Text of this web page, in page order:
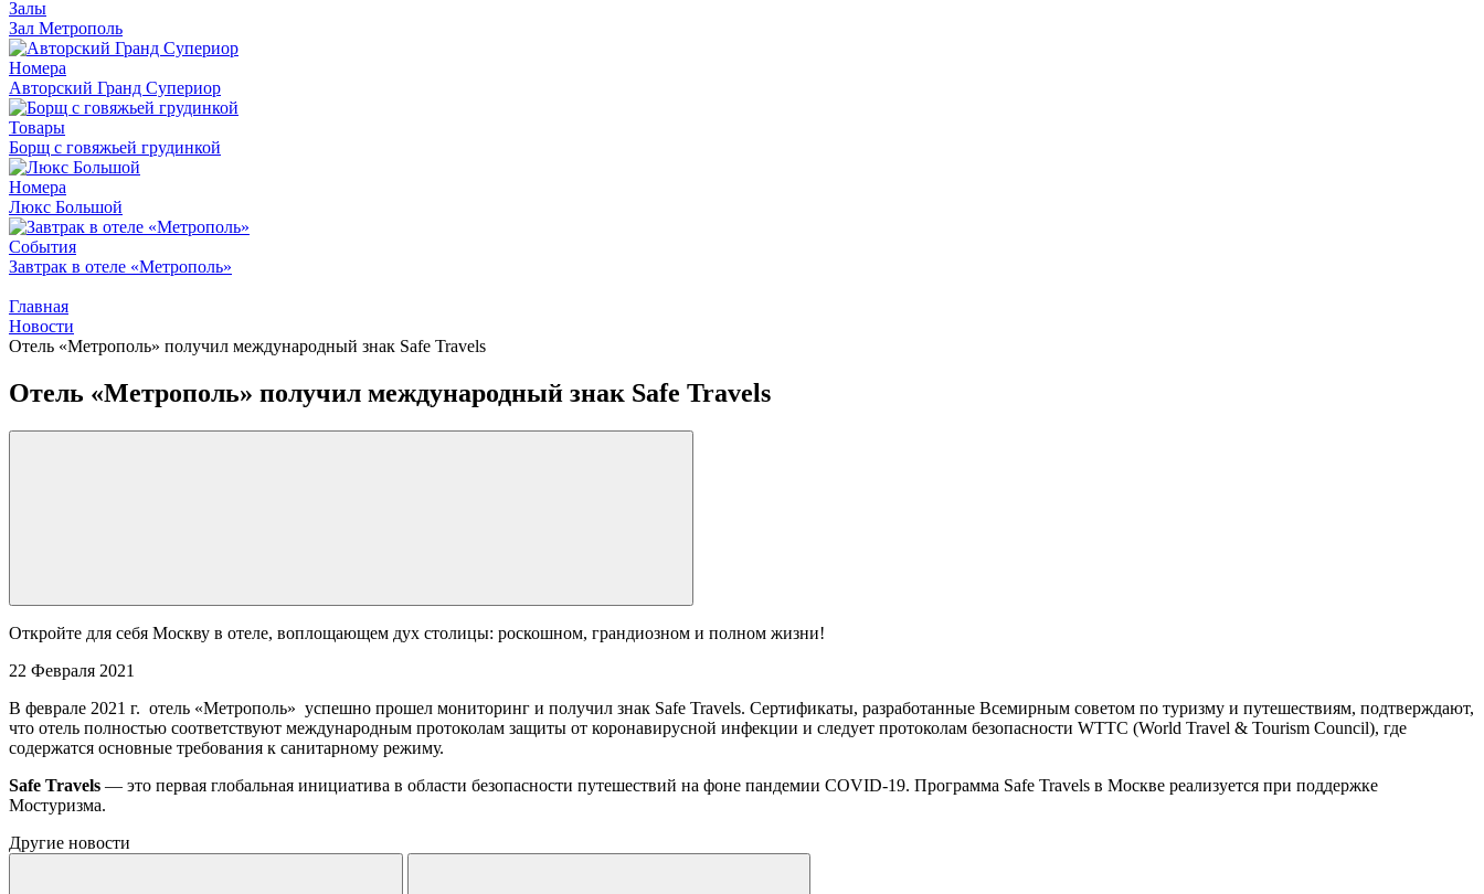
Залы
Зал Метрополь
Номера
Авторский Гранд Супериор
Товары
Борщ с говяжьей грудинкой
Номера
Люкс Большой
События
Завтрак в отеле «Метрополь»
Главная
Новости
Отель «Метрополь» получил международный знак Safe Travels
Отель «Метрополь» получил международный знак Safe Travels
Откройте для себя Москву в отеле, воплощающем дух столицы: роскошном, грандиозном и полном жизни!
22 Февраля 2021
В феврале 2021 г. отель «Метрополь» успешно прошел мониторинг и получил знак Safe Travels. Сертификаты, разработанные Всемирным советом по туризму и путешествиям, подтверждают,
что отель полностью соответствуют международным протоколам защиты от коронавирусной инфекции и следует протоколам безопасности WTTC (World Travel & Tourism Council), где
содержатся основные требования к санитарному режиму.
Safe Travels — это первая глобальная инициатива в области безопасности путешествий на фоне пандемии COVID-19. Программа Safe Travels в Москве реализуется при поддержке
Мостуризма.
Другие новости